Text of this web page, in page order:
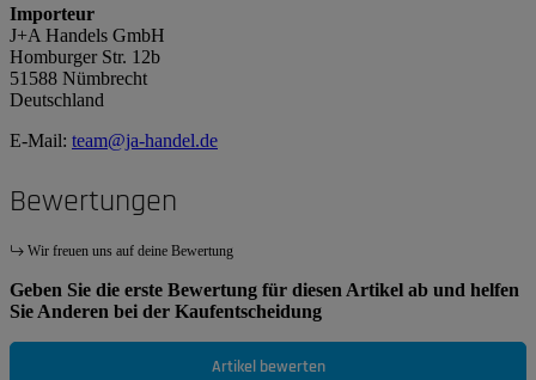
Importeur
J+A Handels GmbH
Homburger Str. 12b
51588 Nümbrecht
Deutschland
E-Mail: team@ja-handel.de
Bewertungen
Wir freuen uns auf deine Bewertung
Geben Sie die erste Bewertung für diesen Artikel ab und helfen
Sie Anderen bei der Kaufentscheidung
Artikel bewerten